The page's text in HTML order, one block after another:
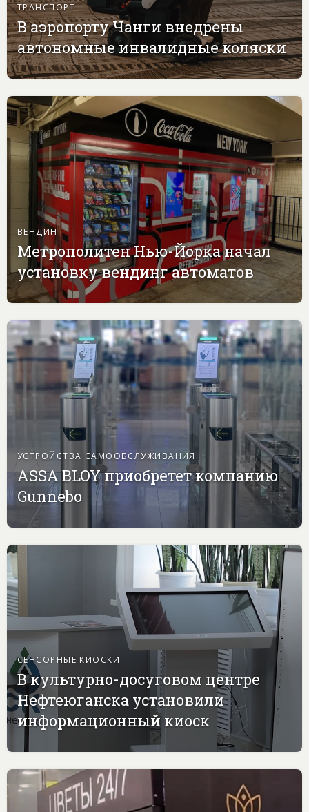
ТРАНСПОРТ
В аэропорту Чанги внедрены
автономные инвалидные коляски
ВЕНДИНГ
Метрополитен Нью-Йорка начал
установку вендинг автоматов
УСТРОЙСТВА САМООБСЛУЖИВАНИЯ
ASSA BLOY приобретет компанию
Gunnebo
СЕНСОРНЫЕ КИОСКИ
В культурно-досуговом центре
Нефтеюганска установили
информационный киоск